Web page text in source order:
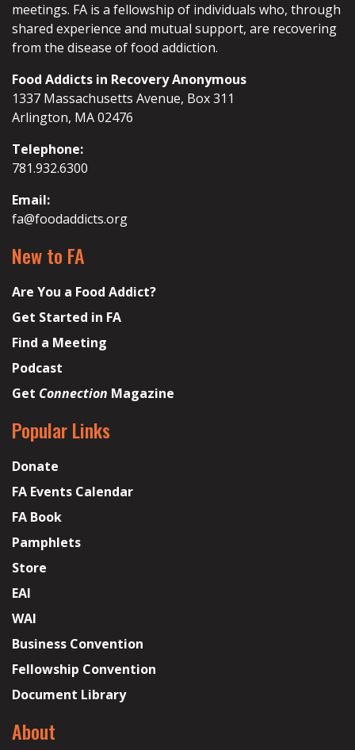
meetings. FA is a fellowship of individuals who, through
shared experience and mutual support, are recovering
from the disease of food addiction.
Food Addicts in Recovery Anonymous
1337 Massachusetts Avenue, Box 311
Arlington, MA 02476
Telephone:
781.932.6300
Email:
fa@foodaddicts.org
New to FA
Are You a Food Addict?
Get Started in FA
Find a Meeting
Podcast
Get Connection Magazine
Popular Links
Donate
FA Events Calendar
FA Book
Pamphlets
Store
EAI
WAI
Business Convention
Fellowship Convention
Document Library
About